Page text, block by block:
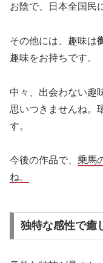
お陰で、日本全国民
その他には、趣味は
趣味をお持ちです。
中々、出会わない趣
思いつきませんね。
す。
今後の作品で、 乗馬
ね。
独特な感性で癒